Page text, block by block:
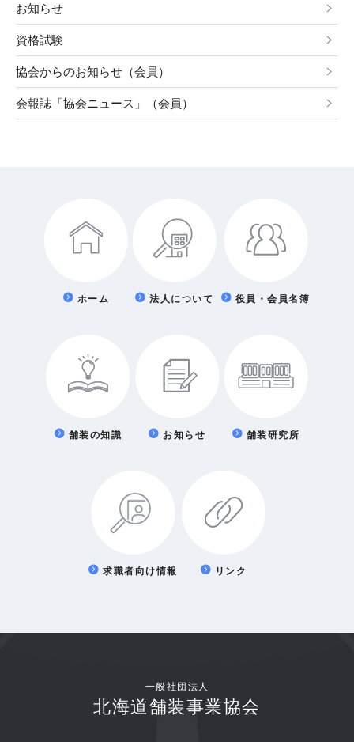
お知らせ
資格試験
協会からのお知らせ（会員）
会報誌「協会ニュース」（会員）
ホーム 法人について 役員・会員名簿
舗装の知識 お知らせ 舗装研究所
求職者向け情報 リンク
一般社団法人
北海道舗装事業協会